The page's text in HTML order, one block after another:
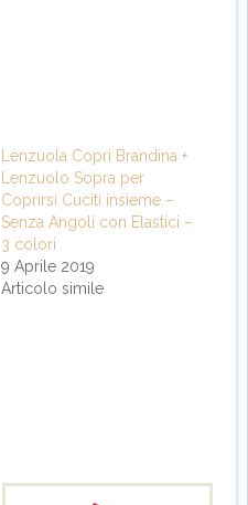
Lenzuola Copri Brandina +
Lenzuolo Sopra per
Coprirsi Cuciti insieme –
Senza Angoli con Elastici –
3 colori
9 Aprile 2019
Articolo simile